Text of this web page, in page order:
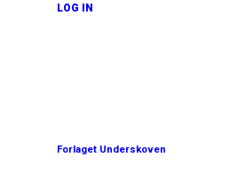
LOG IN
Forlaget Underskoven